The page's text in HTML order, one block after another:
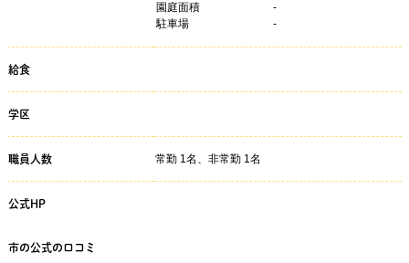
園庭面積
-
駐車場
-
給食
学区
職員人数 常勤 1名、非常勤 1名
公式HP
市の公式の口コミ